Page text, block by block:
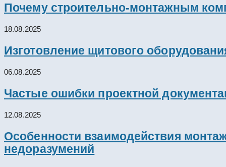
Почему строительно-монтажным
18.08.2025
Изготовление щитового
06.08.2025
Частые ошибки проектной
12.08.2025
Особенности взаимодействия
недоразумений